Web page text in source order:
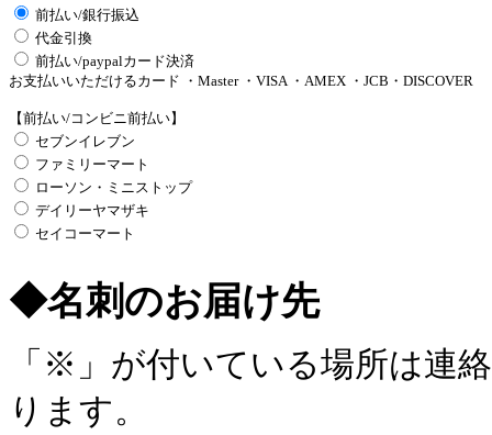
前払い/銀行振込
代金引換
前払い/paypalカード決済
お支払いいただけるカード ・Master ・VISA ・AMEX ・JCB・DISCOVER
【前払い/コンビニ前払い】
セブンイレブン
ファミリーマート
ローソン・ミニストップ
デイリーヤマザキ
セイコーマート
◆名刺のお届け先
「※」が付いている場所は連
ります。